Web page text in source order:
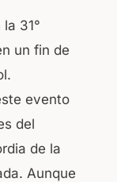
31°
un fin de
evento
del
de la
Aunque